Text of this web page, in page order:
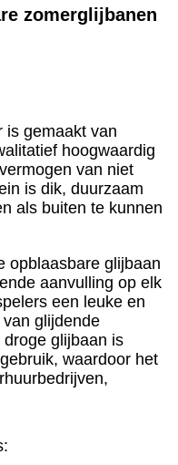
zomerglijbanen
is gemaakt van
hoogwaardig
van niet
is dik, duurzaam
als buiten te kunnen
opblaasbare glijbaan
aanvulling op elk
een leuke en
glijdende
glijbaan is
waardoor het